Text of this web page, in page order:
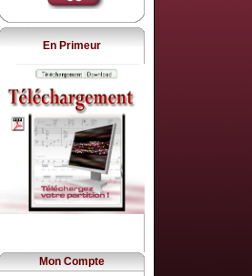
En Primeur
Mon Compte